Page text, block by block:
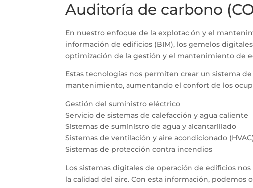
Auditoría de carbono
En nuestro enfoque de la explotación y el
información de edificios (BIM), los gemelos
optimización de la gestión y el mantenimiento de
Estas tecnologías nos permiten crear un sistema
mantenimiento, aumentando el confort de los
Gestión del suministro eléctrico
Servicio de sistemas de calefacción y agua caliente
Sistemas de suministro de agua y alcantarillado
Sistemas de ventilación y aire acondicionado (HVAC)
Sistemas de protección contra incendios
Los sistemas digitales de operación de edificios
la calidad del aire. Con esta información,